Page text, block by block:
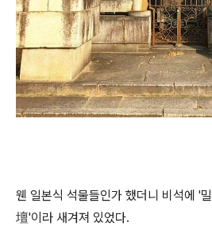
웬 일본식 석물들인가 했더니 비석에 '
壇'이라 새겨져 있었다.